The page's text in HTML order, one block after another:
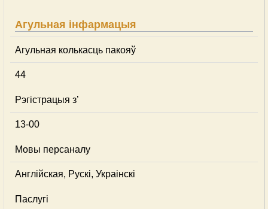
Агульная інфармацыя
Агульная колькасць пакояў
44
Рэгістрацыя з’
13-00
Мовы персаналу
Англійская, Рускі, Украінскі
Паслугі